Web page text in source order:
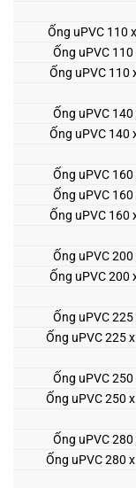
Ống uPVC 110
Ống uPVC
Ống uPVC 110
Ống uPVC
Ống uPVC 140
Ống uPVC
Ống uPVC
Ống uPVC 160
Ống uPVC
Ống uPVC 200
Ống uPVC
Ống uPVC 225
Ống uPVC
Ống uPVC 250
Ống uPVC
Ống uPVC 280